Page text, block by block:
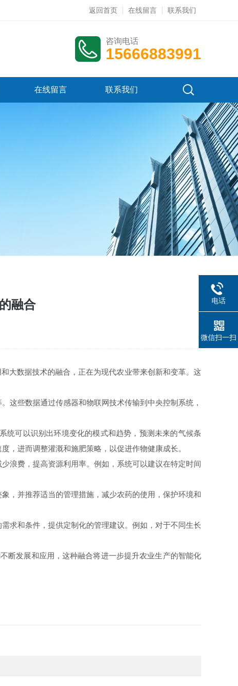
返回首页 在线留言 联系我们
咨询电话
15666883991
在线留言 联系我们
融合
数据技术的融合，正在为现代农业带来创新和变革。这
些数据通过传感器和物联网技术传输到中央控制系统，
可以识别出环境变化的模式和趋势，预测未来的气候条
，进而调整灌溉和施肥策略，以促进作物健康成长。
费，提高资源利用率。例如，系统可以建议在特定时间
并推荐适当的管理措施，减少农药的使用，保护环境和
和条件，提供定制化的管理建议。例如，对于不同生长
发展和应用，这种融合将进一步提升农业生产的智能化
电话
微信扫一扫